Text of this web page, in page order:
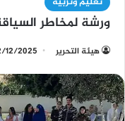
ورشة لمخاطر
هيئة التحرير 12/2025